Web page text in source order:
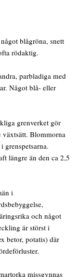
blågröna, snett
rödaktig.
parbladiga med
Något blå- eller
grenverket gör
Blommorna
grenspetsarna.
längre än den ca 2,5
i
och något
är störst i
betor, potatis) där
missgynnas